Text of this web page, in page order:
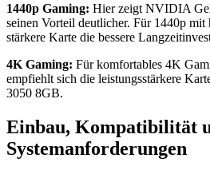
1440p Gaming: Hier zeigt NVIDIA
seinen Vorteil deutlicher. Für 1440p mit
stärkere Karte die bessere
4K Gaming: Für komfortables 4K
empfiehlt sich die leistungsstärkere
3050 8GB.
Einbau, Kompatibilität
Systemanforderungen